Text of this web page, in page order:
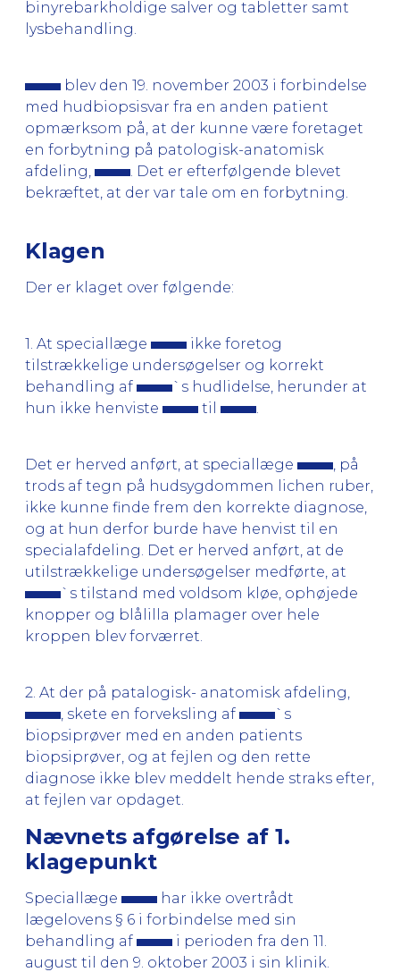
binyrebarkholdige salver og tabletter samt
lysbehandling.
blev den 19. november 2003 i forbindelse
med hudbiopsisvar fra en anden patient
opmærksom på, at der kunne være foretaget
en forbytning på patologisk-anatomisk
afdeling,
. Det er efterfølgende blevet
bekræftet, at der var tale om en forbytning.
Klagen
Der er klaget over følgende:
1. At speciallæge
ikke foretog
tilstrækkelige undersøgelser og korrekt
behandling af
`s hudlidelse, herunder at
hun ikke henviste
til
Det er herved anført, at speciallæge
, på
trods af tegn på hudsygdommen lichen ruber,
ikke kunne finde frem den korrekte diagnose,
og at hun derfor burde have henvist til en
specialafdeling. Det er herved anført, at de
utilstrækkelige undersøgelser medførte, at
`s tilstand med voldsom kløe, ophøjede
knopper og blålilla plamager over hele
kroppen blev forværret.
2. At der på patalogisk- anatomisk afdeling,
, skete en forveksling af
`s
biopsiprøver med en anden patients
biopsiprøver, og at fejlen og den rette
diagnose ikke blev meddelt hende straks efter,
at fejlen var opdaget.
Nævnets afgørelse af 1.
klagepunkt
Speciallæge
har ikke overtrådt
lægelovens § 6 i forbindelse med sin
behandling af
i perioden fra den 11.
august til den 9. oktober 2003 i sin klinik.